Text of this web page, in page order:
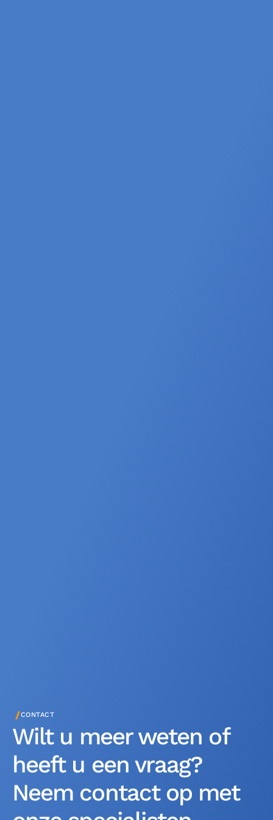
/CONTACT
Wilt u meer weten of
heeft u een vraag?
Neem contact op met